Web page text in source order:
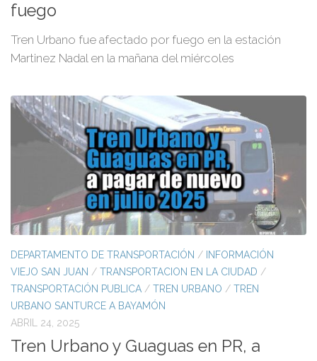
fuego
Tren Urbano fue afectado por fuego en la estación
Martinez Nadal en la mañana del miércoles
DEPARTAMENTO DE TRANSPORTACIÓN / INFORMACIÓN
VIEJO SAN JUAN / TRANSPORTACION EN LA CIUDAD /
TRANSPORTACIÓN PUBLICA / TREN URBANO / TREN
URBANO SANTURCE A BAYAMÓN
ABRIL 24, 2025
Tren Urbano y Guaguas en PR, a